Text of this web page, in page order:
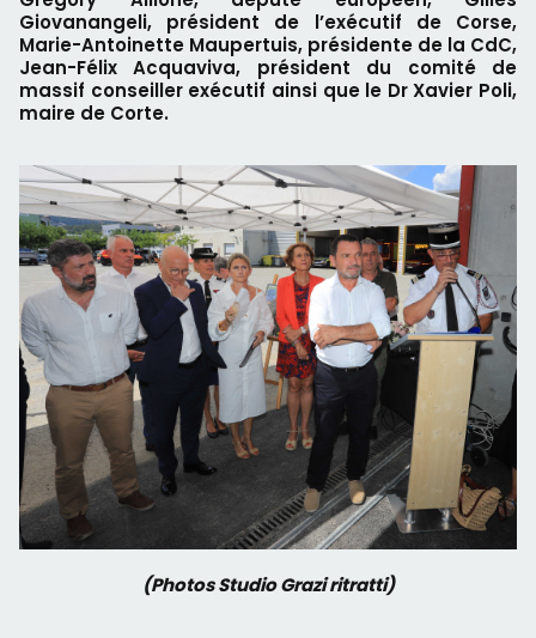
Giovanangeli, président de l’exécutif de Corse,
Marie-Antoinette Maupertuis, présidente de la CdC,
Jean-Félix Acquaviva, président du comité de
massif conseiller exécutif ainsi que le Dr Xavier Poli,
maire de Corte.
(Photos Studio Grazi ritratti)